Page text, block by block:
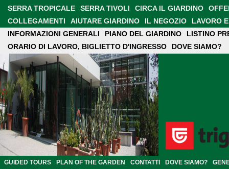
INFORMAZIONI GENERALI PIANO DEL GIARDINO
LISTINO
ORARIO DI LAVORO, BIGLIETTO D'INGRESSO
DOVE SIAMO?
REGOLE DA GIARDINO
CONTATTI
SERRA TROPICALE
SERRA TIVOLI CIRCA IL GIARDINO
COLLEGAMENTI
AIUTARE GIARDINO IL NEGOZIO
LAVORO
PRESENCE IN MEDIA
RETE SLOVENO NEW GARDEN
GUIDED TOURS PLAN OF THE GARDEN CONTATTI DOVE SIAMO?